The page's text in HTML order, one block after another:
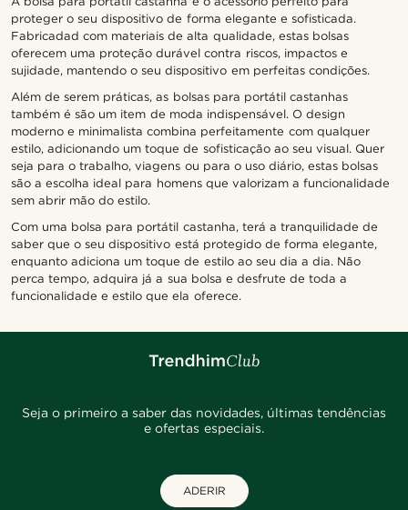
proteger o seu dispositivo de forma elegante e sofisticada.
Fabricadad com materiais de alta qualidade, estas bolsas
oferecem uma proteção durável contra riscos, impactos e
sujidade, mantendo o seu dispositivo em perfeitas condições.
Além de serem práticas, as bolsas para portátil castanhas
também é são um item de moda indispensável. O design
moderno e minimalista combina perfeitamente com qualquer
estilo, adicionando um toque de sofisticação ao seu visual. Quer
seja para o trabalho, viagens ou para o uso diário, estas bolsas
são a escolha ideal para homens que valorizam a funcionalidade
sem abrir mão do estilo.
Com uma bolsa para portátil castanha, terá a tranquilidade de
saber que o seu dispositivo está protegido de forma elegante,
enquanto adiciona um toque de estilo ao seu dia a dia. Não
perca tempo, adquira já a sua bolsa e desfrute de toda a
funcionalidade e estilo que ela oferece.
Seja o primeiro a saber das novidades, últimas tendências
e ofertas especiais.
ADERIR